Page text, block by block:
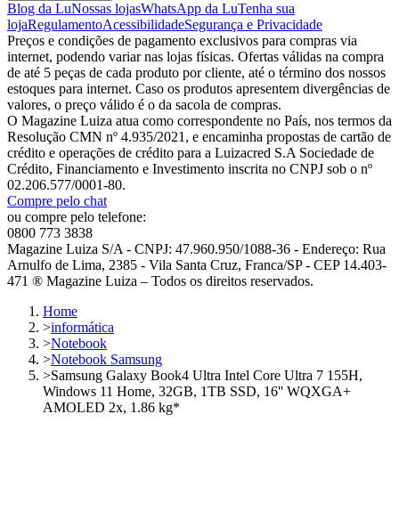
Blog da LuNossas lojasWhatsApp da LuTenha sua
lojaRegulamentoAcessibilidadeSegurança e Privacidade
Preços e condições de pagamento exclusivos para compras via
internet, podendo variar nas lojas físicas. Ofertas válidas na compra
de até 5 peças de cada produto por cliente, até o término dos nossos
estoques para internet. Caso os produtos apresentem divergências de
valores, o preço válido é o da sacola de compras.
O Magazine Luiza atua como correspondente no País, nos termos da
Resolução CMN nº 4.935/2021, e encaminha propostas de cartão de
crédito e operações de crédito para a Luizacred S.A Sociedade de
Crédito, Financiamento e Investimento inscrita no CNPJ sob o nº
02.206.577/0001-80.
Compre pelo chat
ou compre pelo telefone:
0800 773 3838
Magazine Luiza S/A - CNPJ: 47.960.950/1088-36 - Endereço: Rua
Arnulfo de Lima, 2385 - Vila Santa Cruz, Franca/SP - CEP 14.403-
471 ® Magazine Luiza – Todos os direitos reservados.
Home
>informática
>Notebook
>Notebook Samsung
>Samsung Galaxy Book4 Ultra Intel Core Ultra 7 155H,
Windows 11 Home, 32GB, 1TB SSD, 16'' WQXGA+
AMOLED 2x, 1.86 kg*